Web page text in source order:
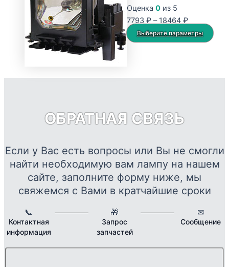
18464 ₽
вариаций.
Опции
можно
выбрать
товара.
Оценка 0 из 5
7793 ₽ – 18464 ₽Диапазон
цен:
7793 ₽
Выберите параметры
ОБРАТНАЯ СВЯЗЬ
Если у Вас есть вопросы или Вы не смогли
найти необходимую вам лампу на нашем
сайте, заполните форму ниже, мы
свяжемся с Вами в кратчайшие сроки
📞
Контактная
информация
🎁
Запрос
запчастей
✉
Сообщение